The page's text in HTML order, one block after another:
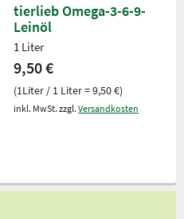
tierlieb Omega-3-6-9-
Leinöl
1 Liter
9,50 €
(1Liter / 1 Liter = 9,50 €)
inkl. MwSt. zzgl. Versandkosten